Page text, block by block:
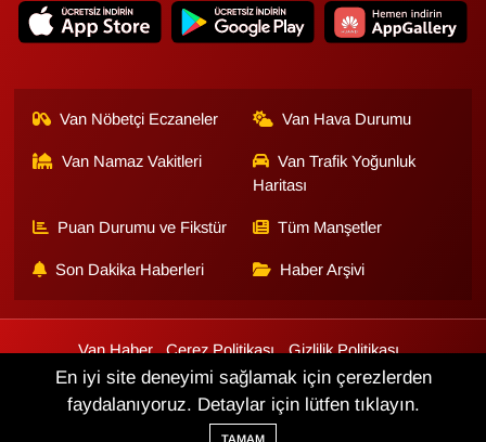
Van Nöbetçi Eczaneler Van Hava Durumu
Van Namaz Vakitleri
Van Trafik Yoğunluk
Haritası
Puan Durumu ve Fikstür Tüm Manşetler
Son Dakika Haberleri Haber Arşivi
Van Haber Çerez Politikası
Gizlilik Politikası
Üyelik Sözleşmesi
Veri Politikası Künye İletişim
Haber Yazılımı:TE Bilişim
En iyi site deneyimi sağlamak için çerezlerden
faydalanıyoruz. Detaylar için lütfen tıklayın.
TAMAM